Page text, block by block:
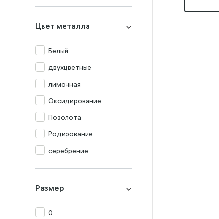
Перламутр
Празиолит
Прочие
Раух-топаз
Родолит
Рубин
Сапфир
Топаз
Хризолит
Цвет металла
Белый
двухцветные
лимонная
Оксидирование
Позолота
Родирование
серебрение
Размер
0